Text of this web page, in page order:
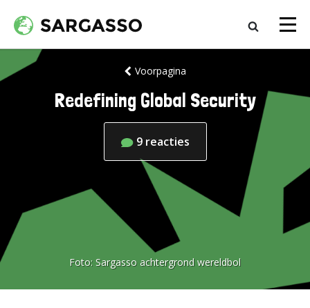
Voorpagina
Redefining Global Security
9 reacties
Foto: Sargasso achtergrond wereldbol